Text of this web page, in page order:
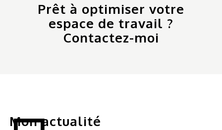
Prêt à optimiser votre
espace de travail ?
Contactez-moi
Mon actualité